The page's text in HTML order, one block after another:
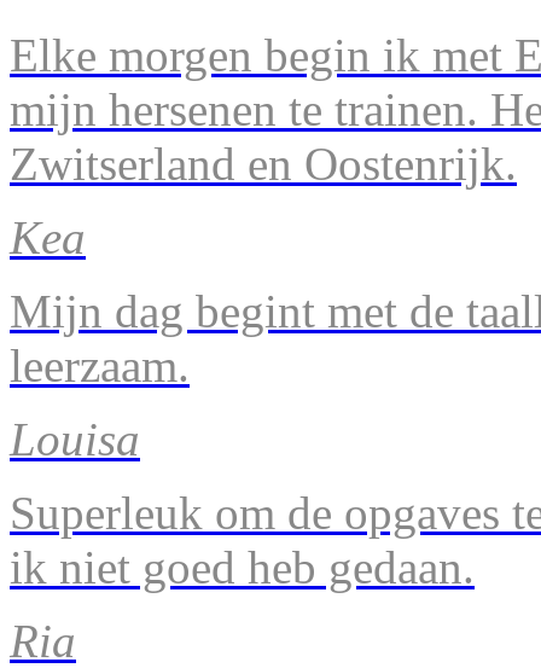
Elke morgen begin ik met
mijn hersenen te trainen.
Zwitserland en Oostenrijk.
Kea
Mijn dag begint met de
leerzaam.
Louisa
Superleuk om de opgaves
ik niet goed heb gedaan.
Ria